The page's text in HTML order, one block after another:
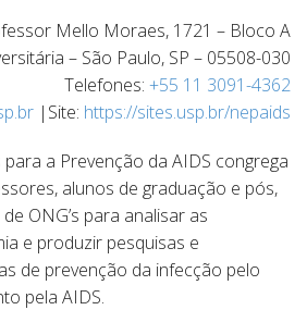
Mello Moraes, 1721 – Bloco A
– São Paulo, SP – 05508-030
Telefones: +55 11 3091-4362
|Site: https://sites.usp.br/nepaids
a Prevenção da AIDS congrega
alunos de graduação e pós,
ONG’s para analisar as
e produzir pesquisas e
de prevenção da infecção pelo
pela AIDS.